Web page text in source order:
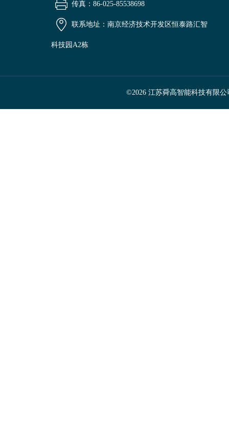
传真：86-025-85538698
联系地址：南京经济技术开发区恒泰路汇智
科技园A2栋
©2026 江苏舜高智能科技有限